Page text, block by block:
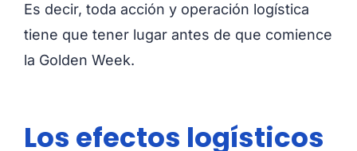
Es decir, toda acción y operación logística
tiene que tener lugar antes de que comience
la Golden Week.
Los efectos logísticos